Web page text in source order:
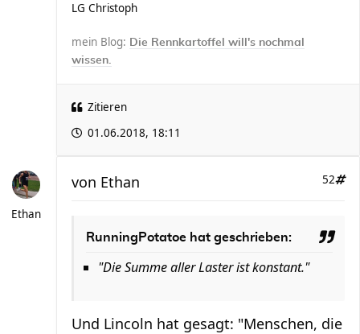
LG Christoph
mein Blog: Die Rennkartoffel will's nochmal
wissen.
Zitieren
01.06.2018, 18:11
Ethan
52
von Ethan
RunningPotatoe hat geschrieben:
"Die Summe aller Laster ist konstant."
Und Lincoln hat gesagt: "Menschen, die